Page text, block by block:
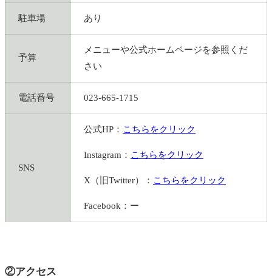
駐車場 あり
予算
メニューや公式ホームページを参照くだ
さい
電話番号 023-665-1715
SNS
公式HP： こちらをクリック
Instagram： こちらをクリック
X（旧Twitter）： こちらをクリック
Facebook：ー
②アクセス